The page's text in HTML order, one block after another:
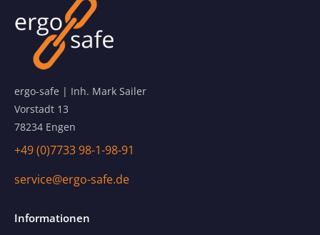
ergo-safe | Inh. Mark Sailer
Vorstadt 13
78234 Engen
+49 (0)7733 98-1-98-91
service@ergo-safe.de
Informationen